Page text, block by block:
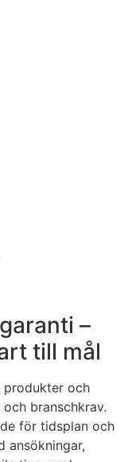
–
till mål
produkter och
branschkrav.
för tidsplan och
ansökningar,